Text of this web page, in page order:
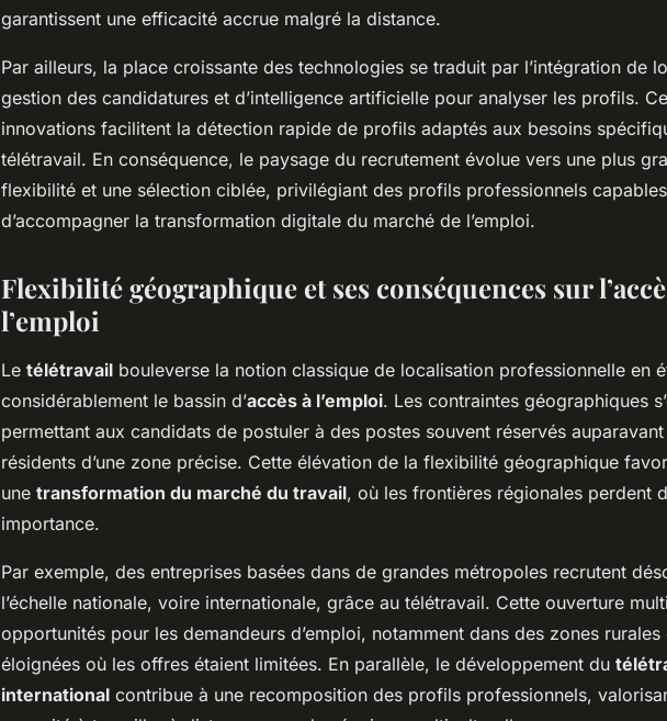
garantissent une efficacité accrue malgré la distance.
Par ailleurs, la place croissante des technologies se traduit par l’intégration de
gestion des candidatures et d’intelligence artificielle pour analyser les profils.
innovations facilitent la détection rapide de profils adaptés aux besoins
télétravail. En conséquence, le paysage du recrutement évolue vers une plus
flexibilité et une sélection ciblée, privilégiant des profils professionnels capables
d’accompagner la transformation digitale du marché de l’emploi.
Flexibilité géographique et ses conséquences sur
l’emploi
Le télétravail bouleverse la notion classique de localisation professionnelle en
considérablement le bassin d’accès à l’emploi. Les contraintes géographiques
permettant aux candidats de postuler à des postes souvent réservés
résidents d’une zone précise. Cette élévation de la flexibilité géographique
une transformation du marché du travail, où les frontières régionales perdent
importance.
Par exemple, des entreprises basées dans de grandes métropoles recrutent
l’échelle nationale, voire internationale, grâce au télétravail. Cette ouverture
opportunités pour les demandeurs d’emploi, notamment dans des zones rurales
éloignées où les offres étaient limitées. En parallèle, le développement du
international contribue à une recomposition des profils professionnels,